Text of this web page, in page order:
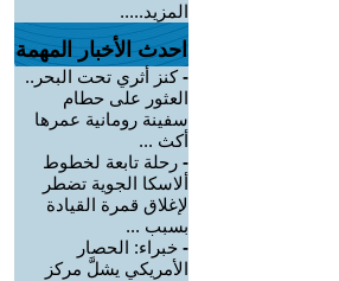
المزيد.....
احدث الأخبار المهمة
-كنز أثري تحت البحر..
العثور على حطام
سفينة رومانية عمرها
أكث ...
- رحلة تابعة لخطوط
ألاسكا الجوية تضطر
لإغلاق قمرة القيادة
بسبب ...
- خبراء: الحصار
الأمريكي يشلَّ مركز